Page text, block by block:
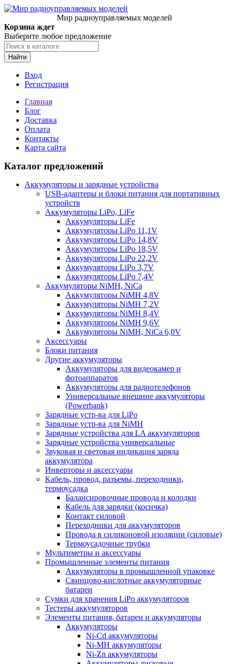
Мир радиоуправляемых моделей
Корзина ждет
Выберите любое предложение
Найти
Вход
Регистрация
Главная
Блог
Доставка
Оплата
Контакты
Карта сайта
Каталог предложений
Аккумуляторы и зарядные устройства
USB-адаптеры и блоки питания для портативных
устройств
Аккумуляторы LiPo, LiFe
Аккумуляторы LiFe
Аккумуляторы LiPo 11,1V
Аккумуляторы LiPo 14,8V
Аккумуляторы LiPo 18,5V
Аккумуляторы LiPo 22,2V
Аккумуляторы LiPo 3,7V
Аккумуляторы LiPo 7,4V
Аккумуляторы NiMH, NiCa
Аккумуляторы NiMH 4,8V
Аккумуляторы NiMH 7,2V
Аккумуляторы NiMH 8,4V
Аккумуляторы NiMH 9,6V
Аккумуляторы NiMH, NiCa 6,0V
Аксессуары
Блоки питания
Другие аккумуляторы
Аккумуляторы для видеокамер и
фотоаппаратов
Аккумуляторы для радиотелефонов
Универсальные внешние аккумуляторы
(Powerbank)
Зарядные устр-ва для LiPo
Зарядные устр-ва для NiMH
Зарядные устройства для LA аккумуляторов
Зарядные устройства универсальные
Звуковая и световая индикация заряда
аккумулятора
Инверторы и аксессуары
Кабель, провод, разъемы, переходники,
термоусадка
Балансировочные провода и колодки
Кабель для зарядки (косичка)
Контакт силовой
Переходники для аккумуляторов
Провода в силиконовой изоляции (силовые)
Термоусадочные трубки
Мультиметры и аксессуары
Промышленные элементы питания
Аккумуляторы в промышленной упаковке
Свинцово-кислотные аккумуляторные
батареи
Сумки для хранения LiPo аккумуляторов
Тестеры аккумуляторов
Элементы питания, батареи и аккумуляторы
Аккумуляторы
Ni-Cd аккумуляторы
Ni-MH аккумуляторы
Ni-Zn аккумуляторы